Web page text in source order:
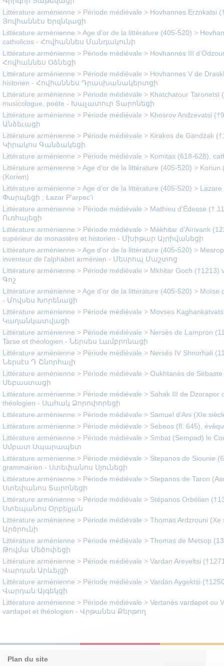
Littérature arménienne > Période médiévale > Hovhannes Erznkatsi
Յովհաննէս Երզնկացի
Littérature arménienne >Age d’or de la littérature (405-520) >
catholicos - Հովհաննես Մանդակունի
Littérature arménienne > Période médiévale > Hovhannès III
Հովհաննես Օձնեցի
Littérature arménienne > Période médiévale > Hovhannes V de
historien - Հովհաննես Դրասխանակերտցի
Littérature arménienne > Période médiévale > Khatchatour Taronetsi
musicologue, poète - Խաչատուր Տարոնեցի
Littérature arménienne > Période médiévale > Khosrov Andzevatsi
Անձեւացի
Littérature arménienne > Période médiévale > Kirakos de Gandzak
Կիրակոս Գանձակեցի
Littérature arménienne > Période médiévale > Komitas (618-628),
Littérature arménienne >Age d’or de la littérature (405-520) > Koriun
(Koriwn)
Littérature arménienne >Age d’or de la littérature (405-520) >
Փարպեցի ; Łazar P‘arpec‘i
Littérature arménienne > Période médiévale > Mathieu d'Édesse (†
Ուռհայեցի
Littérature arménienne > Période médiévale > Mékhitar d'Aïrivank
supérieur de monastère et historien - Մխիթար Այրիվանեցի
Littérature arménienne >Age d’or de la littérature (405-520) >
inventeur de l'alphabet arménien - Մեսրոպ Մաշտոց
Littérature arménienne > Période médiévale > Mkhitar Goch
Գոշ
Littérature arménienne >Age d’or de la littérature (405-520) > Moïse
- Մովսես Խորենացի
Littérature arménienne > Période médiévale > Movses
Կաղանկատվացի
Littérature arménienne > Période médiévale > Nersès de Lampron
Tarse et théologien - Ներսես Լամբրոնացի
Littérature arménienne > Période médiévale > Nersès IV Shnorhali
Ներսէս Դ Շնորհալի
Littérature arménienne > Période médiévale > Oukhtanès de
Սեբաստացի
Littérature arménienne > Période médiévale > Sahak III de Dzorapor
théologien - Սահակ Ձորոփորեցի
Littérature arménienne > Période médiévale > Samuel d’Ani (XIe
Littérature arménienne > Période médiévale > Sebeos (fl. 645),
Littérature arménienne > Période médiévale > Smbat (Sempad) le
Սմբատ Սպարապետ
Littérature arménienne > Période médiévale > Stepanos de Siounie
grammairien - Ստեփանոս Սյունեցի
Littérature arménienne > Période médiévale > Stepanos de Taron
Ստեփանոս Տարոնեցի
Littérature arménienne > Période médiévale > Stépanos Orbélian
Ստեպանոս Օրբելյան
Littérature arménienne > Période médiévale > Thomas Ardzrouni
Արծրունի
Littérature arménienne > Période médiévale > Thomas de Metsop
Թովմա Մեծոփեցի
Littérature arménienne > Période médiévale > Vardan Areveltsi
Վարդան Արևելցի
Littérature arménienne > Période médiévale > Vardan Aygektsi
Վարդան Այգեկցի
Littérature arménienne > Période médiévale > Vertanès vardapet ou
vardapet et théologien - Վրթանես Քերթող
Plan du site